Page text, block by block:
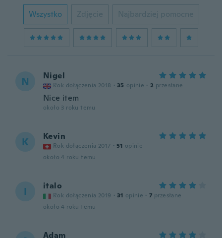
Wszystko Zdjęcie Najbardziej pomocne
N Nigel
Rok dołączenia 2018 · 35 opinie · 2 przesłane
Nice item
około 3 roku temu
K Kevin
Rok dołączenia 2017 · 51 opinie
około 4 roku temu
I italo
Rok dołączenia 2019 · 31 opinie · 7 przesłane
około 4 roku temu
Adam